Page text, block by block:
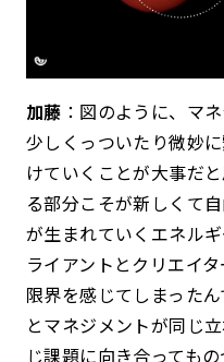
加藤 ：図のように、マ
少しくっついたり微妙
けていくことが大事だ
る部分こそが新しくて
が生まれていくエネル
ライアントとクリエイ
限界を感じてしまった
とマネジメントが同じ
じ課題に向き合っても